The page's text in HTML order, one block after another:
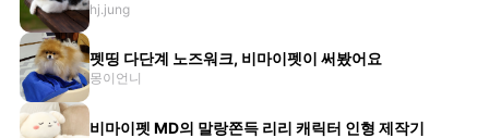
hj.jung
펫띵 다단계 노즈워크, 비마이펫이 써봤어요
몽이언니
비마이펫 MD의 말랑쫀득 리리 캐릭터 인형 제작기